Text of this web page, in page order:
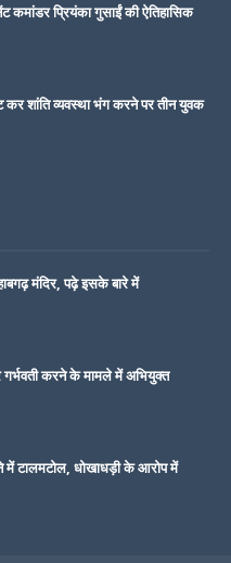
कमांडर प्रियंका गुसाईं की ऐतिहासिक
कर शांति व्यवस्था भंग करने पर तीन युवक
मंदिर, पढ़े इसके बारे में
गर्भवती करने के मामले में अभियुक्त
टालमटोल, धोखाधड़ी के आरोप में